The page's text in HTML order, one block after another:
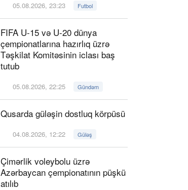
05.08.2026, 23:23 Futbol
FIFA U-15 və U-20 dünya
çempionatlarına hazırlıq üzrə
Təşkilat Komitəsinin iclası baş
tutub
05.08.2026, 22:25 Gündəm
Qusarda güləşin dostluq körpüsü
04.08.2026, 12:22 Güləş
Çimərlik voleybolu üzrə
Azərbaycan çempionatının püşkü
atılıb